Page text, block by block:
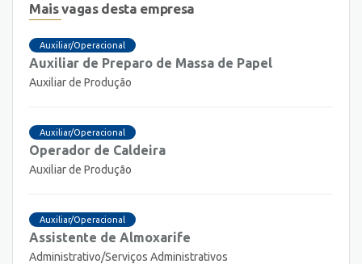
Mais vagas desta empresa
Auxiliar/Operacional
Auxiliar de Preparo de Massa de Papel
Auxiliar de Produção
Auxiliar/Operacional
Operador de Caldeira
Auxiliar de Produção
Auxiliar/Operacional
Assistente de Almoxarife
Administrativo/Serviços Administrativos